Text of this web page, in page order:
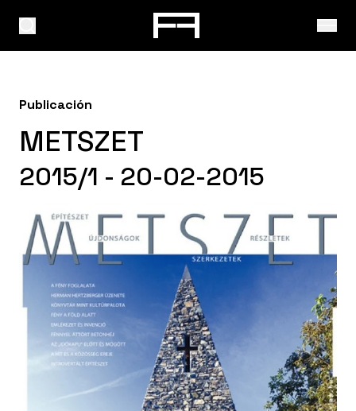
Publicación
METSZET
2015/1 - 20-02-2015